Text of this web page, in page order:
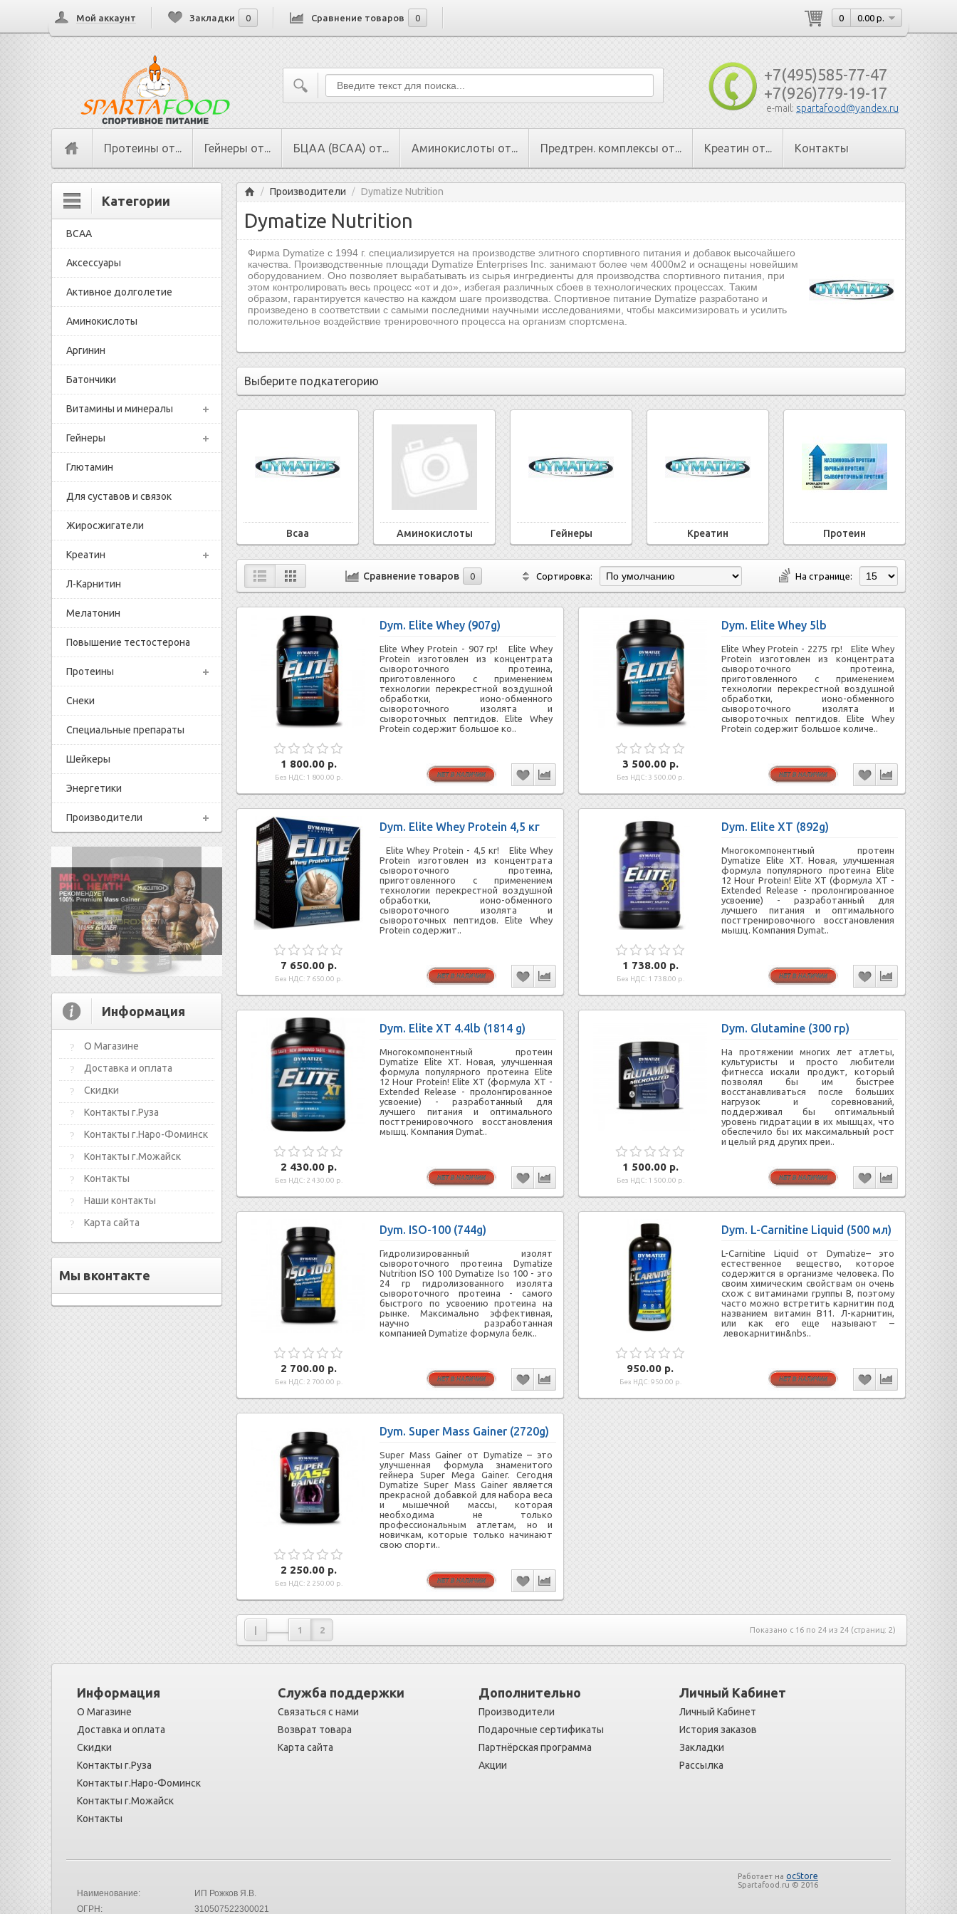
Мой аккаунт Закладки 0 Сравнение товаров 0 0 0.00 р.
+7(495)585-77-47
+7(926)779-19-17
e-mail: spartafood@yandex.ru
Протеины от... Гейнеры от... БЦАА (BCAA) от... Аминокислоты от... Предтрен. комплексы от... Креатин от... Контакты
Категории
BCAA
Аксессуары
Активное долголетие
Аминокислоты
Аргинин
Батончики
Витамины и минералы
Гейнеры
Глютамин
Для суставов и связок
Жиросжигатели
Креатин
Л-Карнитин
Мелатонин
Повышение тестостерона
Протеины
Снеки
Специальные препараты
Шейкеры
Энергетики
Производители
Информация
О Магазине
Доставка и оплата
Скидки
Контакты г.Руза
Контакты г.Наро-Фоминск
Контакты г.Можайск
Контакты
Наши контакты
Карта сайта
Мы вконтакте
Главная
/ Производители / Dymatize Nutrition
Dymatize Nutrition
Фирма Dymatize с 1994 г. специализируется на производстве элитного спортивного питания и добавок высочайшего
качества. Производственные площади Dymatize Enterprises Inc. занимают более чем 4000м2 и оснащены новейшим
оборудованием. Оно позволяет вырабатывать из сырья ингредиенты для производства спортивного питания, при
этом контролировать весь процесс «от и до», избегая различных сбоев в технологических процессах. Таким
образом, гарантируется качество на каждом шаге производства. Спортивное питание Dymatize разработано и
произведено в соответствии с самыми последними научными исследованиями, чтобы максимизировать и усилить
положительное воздействие тренировочного процесса на организм спортсмена.
Выберите подкатегорию
Bcaa Аминокислоты Гейнеры Креатин Протеин
На странице:
Сравнение товаров 0 Сортировка:
1 800.00 р.
Без НДС: 1 800.00 р.
Dym. Elite Whey (907g)
Elite Whey Protein - 907 гр! Elite Whey
Protein изготовлен из концентрата
сывороточного протеина,
приготовленного с применением
технологии перекрестной воздушной
обработки, ионо-обменного
сывороточного изолята и
сывороточных пептидов. Elite Whey
Protein содержит большое ко..
3 500.00 р.
Без НДС: 3 500.00 р.
Dym. Elite Whey 5lb
Elite Whey Protein - 2275 гр! Elite Whey
Protein изготовлен из концентрата
сывороточного протеина,
приготовленного с применением
технологии перекрестной воздушной
обработки, ионо-обменного
сывороточного изолята и
сывороточных пептидов. Elite Whey
Protein содержит большое количе..
7 650.00 р.
Без НДС: 7 650.00 р.
Dym. Elite Whey Protein 4,5 кг
Elite Whey Protein - 4,5 кг! Elite Whey
Protein изготовлен из концентрата
сывороточного протеина,
приготовленного с применением
технологии перекрестной воздушной
обработки, ионо-обменного
сывороточного изолята и
сывороточных пептидов. Elite Whey
Protein содержит..
1 738.00 р.
Без НДС: 1 738.00 р.
Dym. Elite XT (892g)
Многокомпонентный протеин
Dymatize Elite XT. Новая, улучшенная
формула популярного протеина Elite
12 Hour Protein! Elite XT (формула ХТ -
Extended Release - пролонгированное
усвоение) - разработанный для
лучшего питания и оптимального
посттренировочного восстановления
мышц. Компания Dymat..
2 430.00 р.
Без НДС: 2 430.00 р.
Dym. Elite XT 4.4lb (1814 g)
Многокомпонентный протеин
Dymatize Elite XT. Новая, улучшенная
формула популярного протеина Elite
12 Hour Protein! Elite XT (формула ХТ -
Extended Release - пролонгированное
усвоение) - разработанный для
лучшего питания и оптимального
посттренировочного восстановления
мышц. Компания Dymat..
1 500.00 р.
Без НДС: 1 500.00 р.
Dym. Glutamine (300 гр)
На протяжении многих лет атлеты,
культуристы и просто любители
фитнесса искали продукт, который
позволял бы им быстрее
восстанавливаться после больших
нагрузок и соревнований,
поддерживал бы оптимальный
уровень гидратации в их мышцах, что
обеспечило бы их максимальный рост
и целый ряд других преи..
2 700.00 р.
Без НДС: 2 700.00 р.
Dym. ISO-100 (744g)
Гидролизированный изолят
сывороточного протеина Dymatize
Nutrition ISO 100 Dymatize Iso 100 - это
24 гр гидролизованного изолята
сывороточного протеина - самого
быстрого по усвоению протеина на
рынке. Максимально эффективная,
научно разработанная
компанией Dymatize формула белк..
950.00 р.
Без НДС: 950.00 р.
Dym. L-Carnitine Liquid (500 мл)
L-Carnitine Liquid от Dymatize– это
естественное вещество, которое
содержится в организме человека. По
своим химическим свойствам он очень
схож с витаминами группы В, поэтому
часто можно встретить карнитин под
названием витамин В11. Л-карнитин,
или как его еще называют –
левокарнитин&nbs..
2 250.00 р.
Без НДС: 2 250.00 р.
Dym. Super Mass Gainer (2720g)
Super Mass Gainer от Dymatize – это
улучшенная формула знаменитого
гейнера Super Mega Gainer. Сегодня
Dymatize Super Mass Gainer является
прекрасной добавкой для набора веса
и мышечной массы, которая
необходима не только
профессиональным атлетам, но и
новичкам, которые только начинают
свою спорти..
1 2 Показано с 16 по 24 из 24 (страниц: 2)
Информация
О Магазине
Доставка и оплата
Скидки
Контакты г.Руза
Контакты г.Наро-Фоминск
Контакты г.Можайск
Контакты
Служба поддержки
Связаться с нами
Возврат товара
Карта сайта
Дополнительно
Производители
Подарочные сертификаты
Партнёрская программа
Акции
Личный Кабинет
Личный Кабинет
История заказов
Закладки
Рассылка
Наименование:
ИП Рожков Я.В.
ОГРН:
310507522300021
Работает на ocStore
Spartafood.ru © 2016